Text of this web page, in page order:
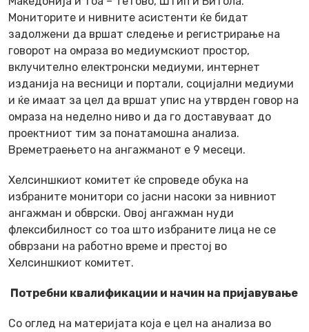
Мониторите и нивните асистенти ќе бидат
задолжени да вршат следење и регистрирање на
говорот на омраза во медиумскиот простор,
вклучително електронски медиуми, интернет
изданија на весници и портали, социјални медиуми
и ќе имаат за цел да вршат упис на утврден говор на
омраза на неделно ниво и да го доставуваат до
проектниот тим за понатамошна анализа.
Времетраењето на ангажманот е 9 месеци.
Хелсиншкиот комитет ќе спроведе обука на
избраните монитори со јасни насоки за нивниот
ангажман и обврски. Овој ангажман нуди
флексибилност со тоа што избраните лица не се
обврзани на работно време и престој во
Хелсиншкиот комитет.
Потребни квалификации и начин на пријавување
Со оглед на материјата која е цел на анализа во